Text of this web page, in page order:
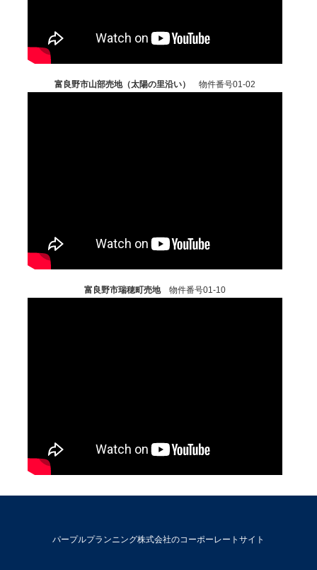
富良野市山部売地（太陽の里沿い） 物件番号01-02
富良野市瑞穂町売地物件番号01-10
パープルプランニング株式会社のコーポーレートサイト